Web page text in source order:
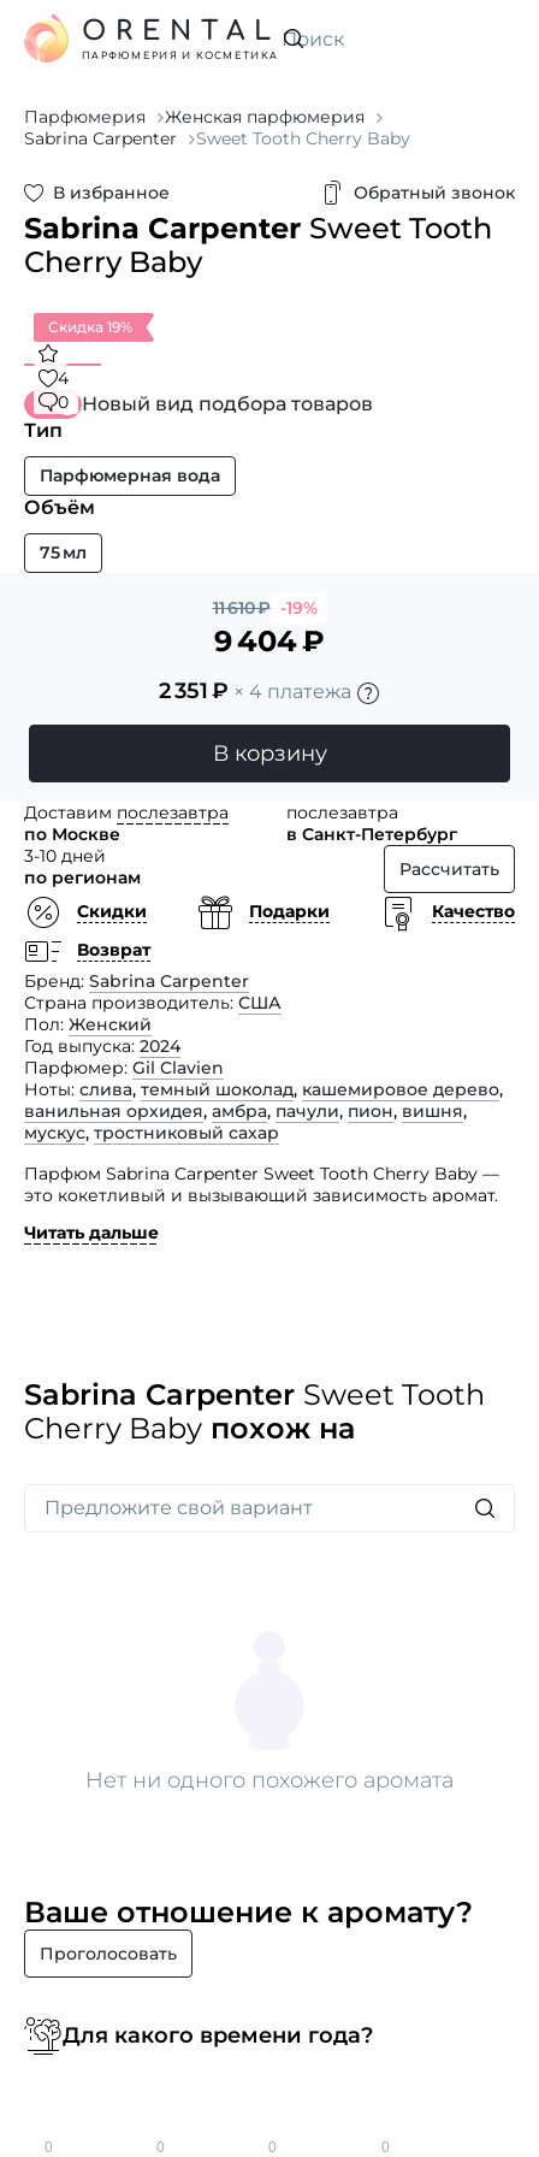
Искать
ORENTAL
ПАРФЮМЕРИЯ И КОСМЕТИКА
Парфюмерия
Женская парфюмерия
Sabrina Carpenter
Sweet Tooth Cherry Baby
В избранное Обратный звонок
Sabrina Carpenter Sweet Tooth
Cherry Baby
Скидка 19%
4
0
Новый вид подбора товаров
Тип
Парфюмерная вода
Объём
75 мл
11 610₽ -19%
9 404₽
2 351₽ × 4 платежа
В корзину
Доставим послезавтра
по Москве
послезавтра
в Санкт-Петербург
3-10 дней
по регионам
Рассчитать
Скидки
Подарки
Качество
Возврат
Бренд Sabrina Carpenter
Страна производитель США
Пол Женский
Год выпуска 2024
Парфюмер Gil Clavien
Ноты слива, темный шоколад, кашемировое дерево,
ванильная орхидея, амбра, пачули, пион, вишня,
мускус, тростниковый сахар
Парфюм Sabrina Carpenter Sweet Tooth Cherry Baby —
это кокетливый и вызывающий зависимость аромат.
вишни и шоколада, окруженный кокетливым туманом
навсегда запомнится своей сладкой
и соблазнительной нотой.
Читать дальше
Sabrina Carpenter Sweet Tooth
Cherry Baby похож на
Нет ни одного похожего аромата
Ваше отношение к аромату?
Проголосовать
Для какого времени года?